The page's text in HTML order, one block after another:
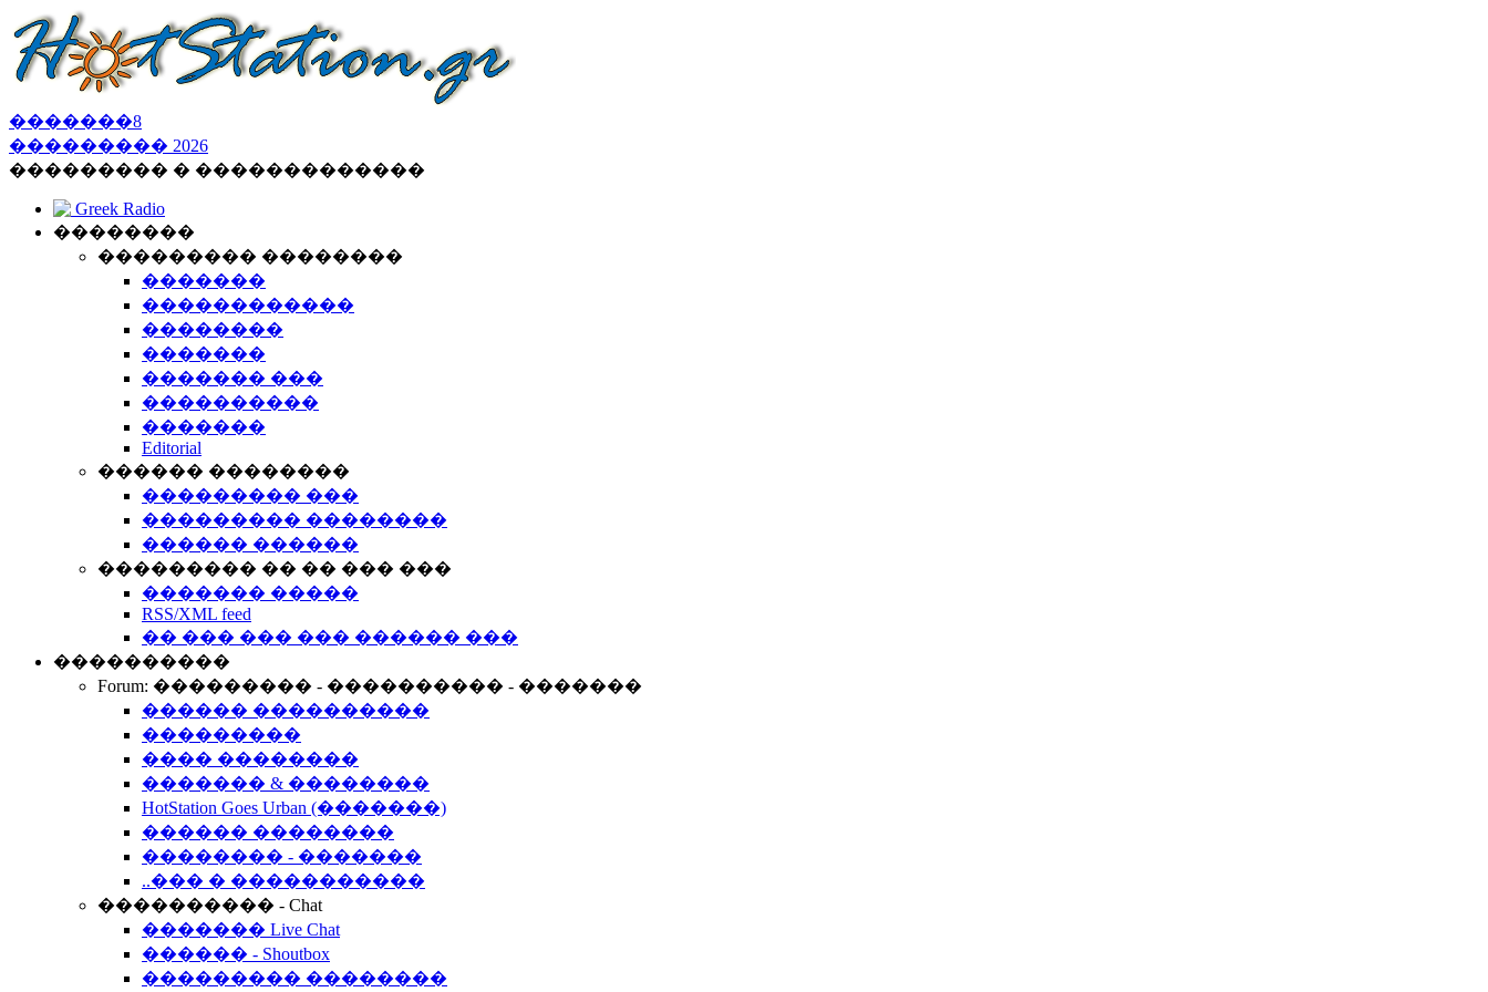
�������8
��������� 2026
��������� � �������������
Greek Radio
��������
��������� ��������
�������
������������
��������
�������
������� ���
����������
�������
Editorial
������ ��������
��������� ���
��������� ��������
������ ������
��������� �� �� ��� ���
������� �����
RSS/XML feed
�� ��� ��� ��� ������ ���
����������
Forum: ��������� - ���������� - �������
������ ����������
���������
���� ��������
������� & ��������
HotStation Goes Urban (�������)
������ ��������
�������� - �������
..��� � �����������
���������� - Chat
������� Live Chat
������ - Shoutbox
��������� ��������